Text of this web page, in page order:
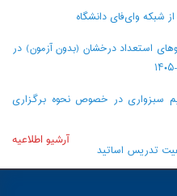
شبکه وای‌فای دانشگاه
استعداد درخشان (بدون آزمون) در
سبزواری در خصوص نحوه برگزاری
تدریس اساتید
آرشیو اطلاعیه